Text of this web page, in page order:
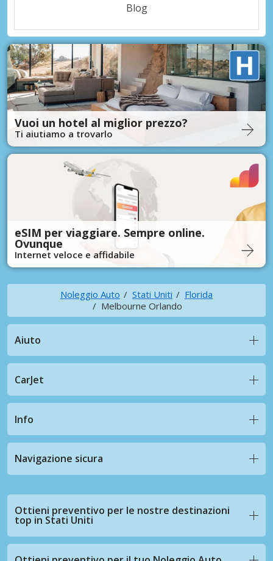
Blog
Vuoi un hotel al miglior prezzo?
Ti aiutiamo a trovarlo
eSIM per viaggiare. Sempre online.
Ovunque
Internet veloce e affidabile
Noleggio Auto Stati Uniti
Florida
Melbourne Orlando
Aiuto
CarJet
Info
Navigazione sicura
Ottieni preventivo per le nostre destinazioni
top in Stati Uniti